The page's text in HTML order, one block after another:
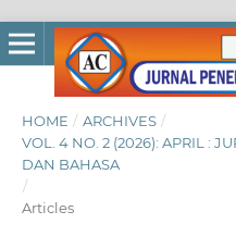
HOME / ARCHIVES /
VOL. 4 NO. 2 (2026): APRIL :
DAN BAHASA
/
Articles